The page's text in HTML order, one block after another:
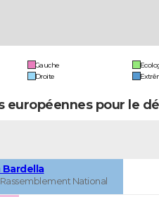
Gauche
Droite
européennes pour le
National